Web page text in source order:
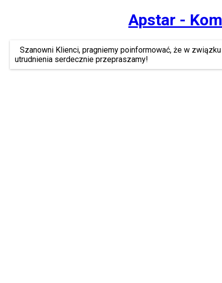
Apstar -
Szanowni Klienci, pragniemy poinformować, że w
utrudnienia serdecznie przepraszamy!